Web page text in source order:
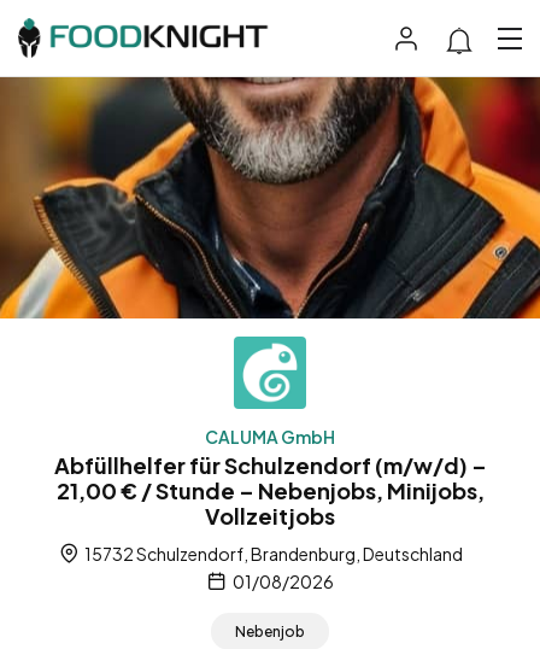
CALUMA GmbH
Abfüllhelfer für Schulzendorf (m/w/d) –
21,00 € / Stunde – Nebenjobs, Minijobs,
Vollzeitjobs
15732 Schulzendorf, Brandenburg, Deutschland
01/08/2026
Nebenjob